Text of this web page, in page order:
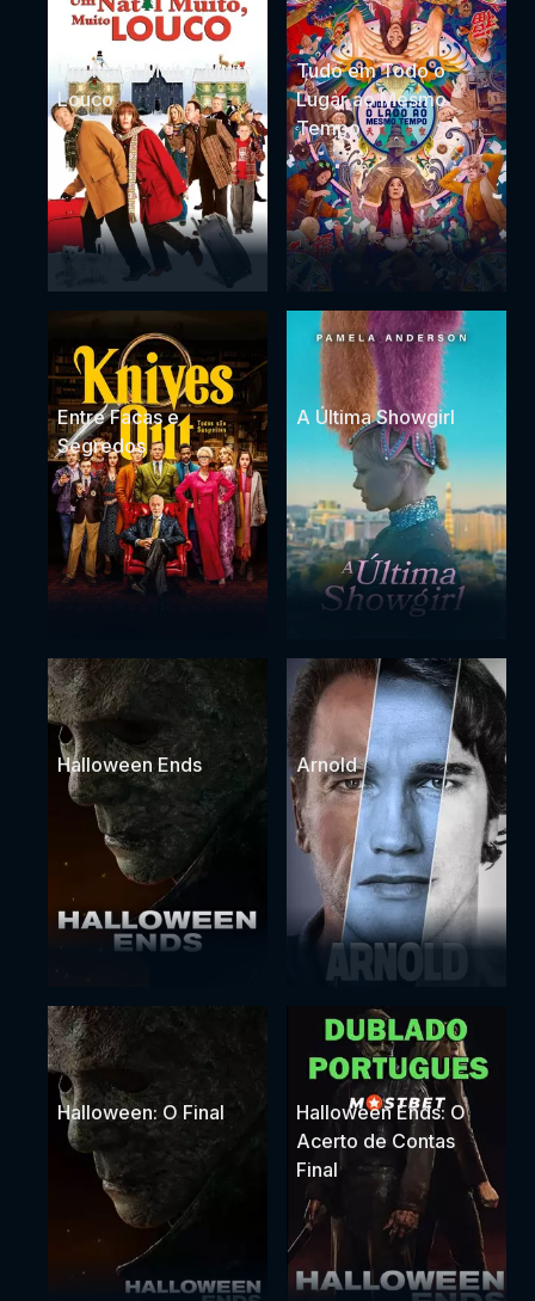
Um Natal Muito, Muito
Louco
Tudo em Todo o
Lugar ao Mesmo
Tempo
Entre Facas e
Segredos
A Última Showgirl
Halloween Ends Arnold
Halloween: O Final
Halloween Ends: O
Acerto de Contas
Final